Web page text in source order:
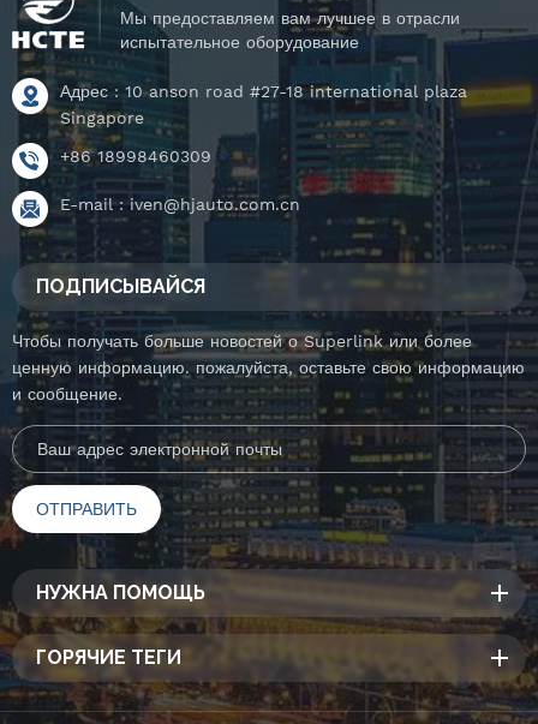
Мы предоставляем вам лучшее в отрасли
испытательное оборудование
Адрес : 10 anson road #27-18 international plaza
Singapore
+86 18998460309
E-mail :iven@hjauto.com.cn
ПОДПИСЫВАЙСЯ
Чтобы получать больше новостей о Superlink или более
ценную информацию. пожалуйста, оставьте свою информацию
и сообщение.
НУЖНА ПОМОЩЬ
ГОРЯЧИЕ ТЕГИ